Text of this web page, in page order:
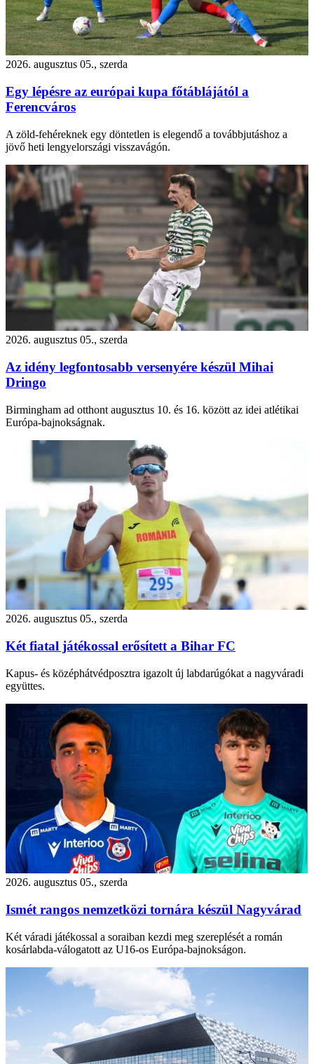
2026. augusztus 05., szerda
Egy lépésre az európai kupa főtáblájától a
Ferencváros
A zöld-fehéreknek egy döntetlen is elegendő a továbbjutáshoz a
jövő heti lengyelországi visszavágón.
2026. augusztus 05., szerda
Az idény legfontosabb versenyére készül Mihai
Dringo
Birmingham ad otthont augusztus 10. és 16. között az idei atlétikai
Európa-bajnokságnak.
2026. augusztus 05., szerda
Két fiatal játékossal erősített a Bihar FC
Kapus- és középhátvédposztra igazolt új labdarúgókat a nagyváradi
együttes.
2026. augusztus 05., szerda
Ismét rangos nemzetközi tornára készül Nagyvárad
Két váradi játékossal a soraiban kezdi meg szereplését a román
kosárlabda-válogatott az U16-os Európa-bajnokságon.